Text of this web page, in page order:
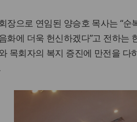
장으로 연임된 양승호 목사는 “
화에 더욱 헌신하겠다”고 전하는
목회자의 복지 증진에 만전을 다